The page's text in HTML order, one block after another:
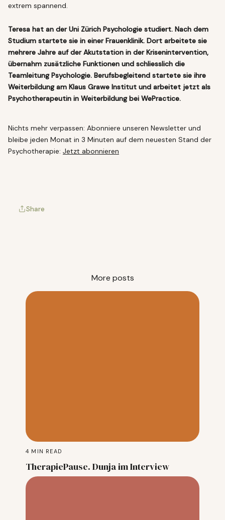
extrem spannend.
Teresa hat an der Uni Zürich Psychologie studiert. Nach dem
Studium startete sie in einer Frauenklinik. Dort arbeitete sie
mehrere Jahre auf der Akutstation in der Krisenintervention,
übernahm zusätzliche Funktionen und schliesslich die
Teamleitung Psychologie. Berufsbegleitend startete sie ihre
Weiterbildung am Klaus Grawe Institut und arbeitet jetzt als
Psychotherapeutin in Weiterbildung bei WePractice.
Nichts mehr verpassen: Abonniere unseren Newsletter und
bleibe jeden Monat in 3 Minuten auf dem neuesten Stand der
Psychotherapie: Jetzt abonnieren
Share
More posts
4 MIN READ
TherapiePause. Dunja im Interview